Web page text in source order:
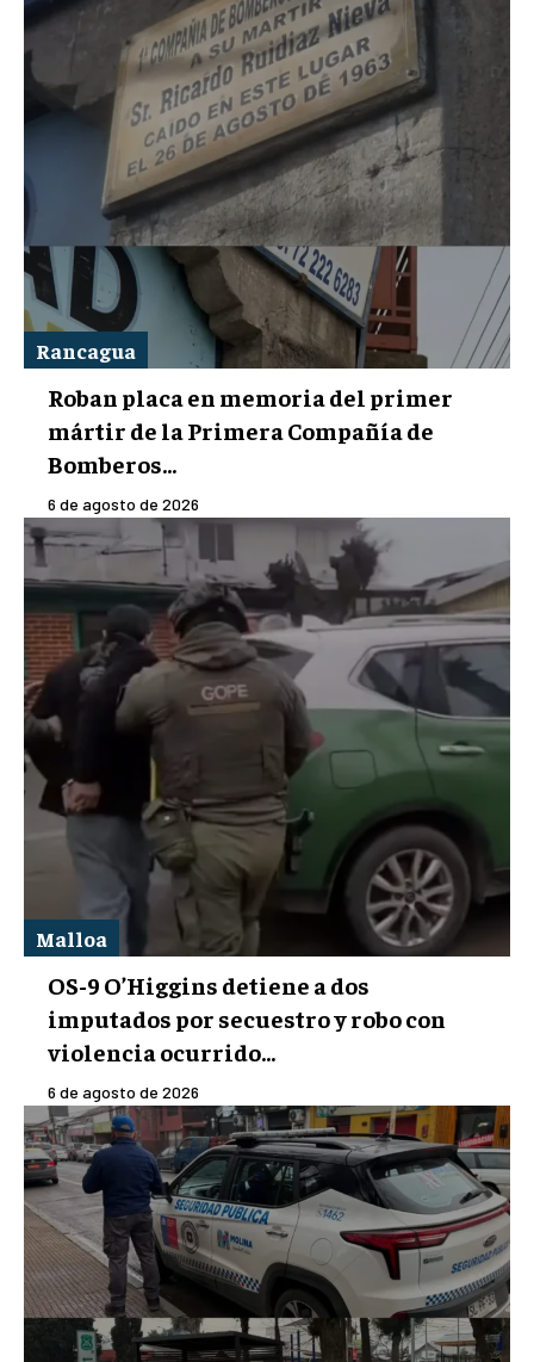
Rancagua
Roban placa en memoria del primer
mártir de la Primera Compañía de
Bomberos...
6 de agosto de 2026
Malloa
OS-9 O’Higgins detiene a dos
imputados por secuestro y robo con
violencia ocurrido...
6 de agosto de 2026